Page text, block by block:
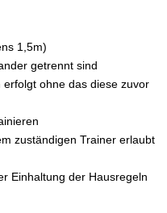
1,5m)
getrennt sind
ohne das diese zuvor
zuständigen Trainer erlaubt
Einhaltung der Hausregeln